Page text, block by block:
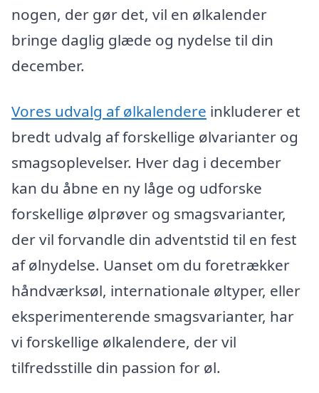
nogen, der gør det, vil en ølkalender
bringe daglig glæde og nydelse til din
december.
Vores udvalg af ølkalendere inkluderer et
bredt udvalg af forskellige ølvarianter og
smagsoplevelser. Hver dag i december
kan du åbne en ny låge og udforske
forskellige ølprøver og smagsvarianter,
der vil forvandle din adventstid til en fest
af ølnydelse. Uanset om du foretrækker
håndværksøl, internationale øltyper, eller
eksperimenterende smagsvarianter, har
vi forskellige ølkalendere, der vil
tilfredsstille din passion for øl.